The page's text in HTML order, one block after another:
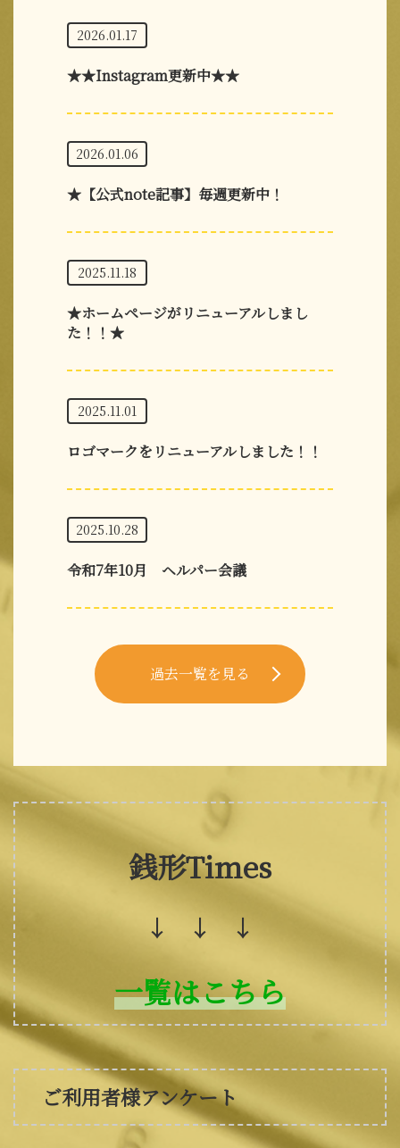
2026.01.17
★★Instagram更新中★★
2026.01.06
★【公式note記事】毎週更新中！
2025.11.18
★ホームページがリニューアルしまし
た！！★
2025.11.01
ロゴマークをリニューアルしました！！
2025.10.28
令和7年10月 ヘルパー会議
過去一覧を見る
銭形Times
↓ ↓ ↓
一覧はこちら
ご利用者様アンケート